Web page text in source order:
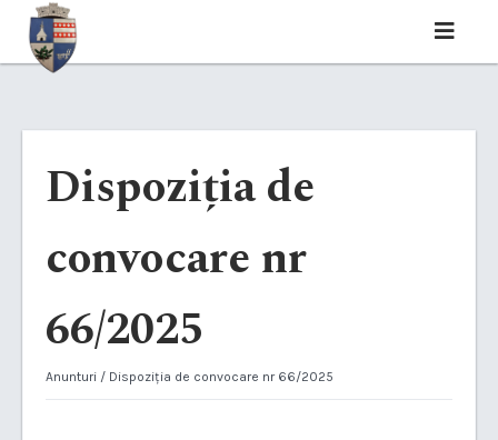
Dispoziția de
convocare nr
66/2025
Anunturi / Dispoziția de convocare nr 66/2025